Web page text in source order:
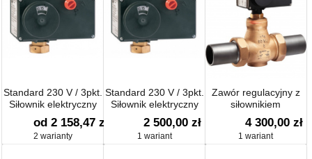
Standard 230 V / 3pkt.
Siłownik elektryczny
TYP 5825-10
od 2 158,47 zł
2 warianty
Standard 230 V / 3pkt.
Siłownik elektryczny
TYP 5825-20K
2 500,00 zł
1 wariant
Zawór regulacyjny z
siłownikiem
3222/5824-20
4 300,00 zł
1 wariant